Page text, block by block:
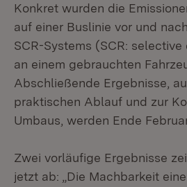
Konkret wurden die
auf einer Buslinie vor und
SCR-Systems (SCR:
an einem gebrauchten
Abschließende Ergebnisse,
praktischen Ablauf und zur
Umbaus, werden Ende
Zwei vorläufige Ergebnisse
jetzt ab: „Die Machbarkeit